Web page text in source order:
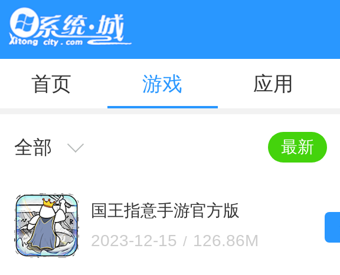
首页 游戏 应用
全部 最新
国王指意手游官方版
2023-12-15
126.86M